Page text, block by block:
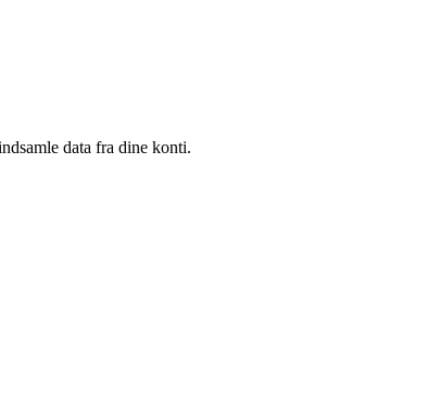
data fra dine konti.